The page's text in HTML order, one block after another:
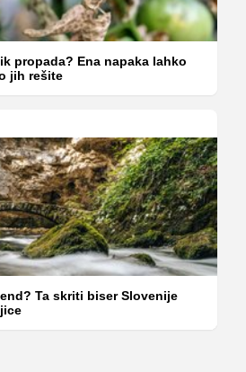
propada? Ena napaka lahko
jih rešite
Ta skriti biser Slovenije